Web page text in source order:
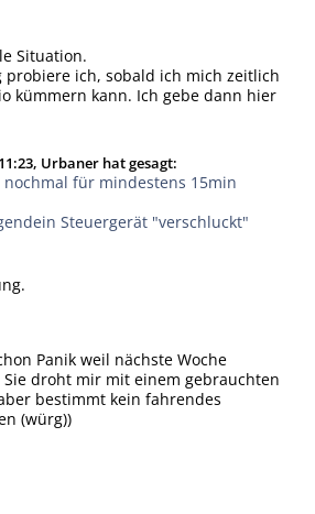
Situation.
probiere ich, sobald ich mich zeitlich
kümmern kann. Ich gebe dann hier
Urbaner hat gesagt:
für mindestens 15min
Steuergerät "verschluckt"
Panik weil nächste Woche
droht mir mit einem gebrauchten
bestimmt kein fahrendes
(würg))